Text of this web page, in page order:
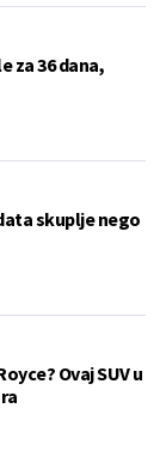
za 36 dana,
skuplje nego
Ovaj SUV u